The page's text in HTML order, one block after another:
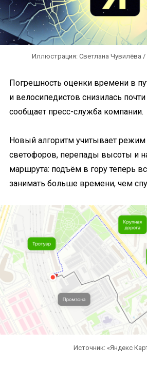
Иллюстрация: Светлана Чувилёва /
Погрешность оценки времени в
и велосипедистов снизилась
сообщает пресс-служба компании.
Новый алгоритм учитывает режим
светофоров, перепады высоты и
маршрута: подъём в гору теперь
занимать больше времени, чем
Источник: «Яндекс